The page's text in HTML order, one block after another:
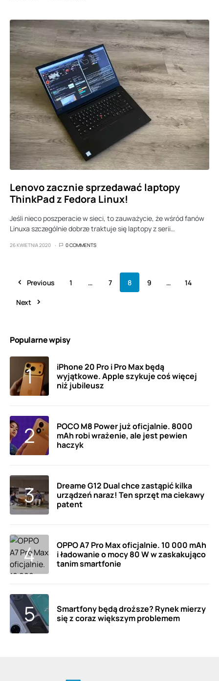
Lenovo zacznie sprzedawać laptopy
ThinkPad z Fedora Linux!
Jeśli nieco poszperacie w sieci, to zauważycie, że wśród fanów
Linuxa szczególnie dobrze traktuje się laptopy z serii…
26 KWIETNIA 2020 0 COMMENTS
Previous 1 … 7 8 9 … 14
Next
Popularne wpisy
iPhone 20 Pro i Pro Max będą
wyjątkowe. Apple szykuje coś więcej
niż jubileusz
POCO M8 Power już oficjalnie. 8000
mAh robi wrażenie, ale jest pewien
haczyk
Dreame G12 Dual chce zastąpić kilka
urządzeń naraz! Ten sprzęt ma ciekawy
patent
OPPO A7 Pro Max oficjalnie. 10 000 mAh
i ładowanie o mocy 80 W w zaskakująco
tanim smartfonie
Smartfony będą droższe? Rynek mierzy
się z coraz większym problemem